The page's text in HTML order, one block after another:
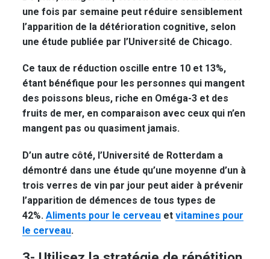
une fois par semaine peut réduire sensiblement
l’apparition de la détérioration cognitive, selon
une étude publiée par l’Université de Chicago.
Ce taux de réduction oscille entre 10 et 13%,
étant bénéfique pour les personnes qui mangent
des poissons bleus, riche en Oméga-3 et des
fruits de mer, en comparaison avec ceux qui n’en
mangent pas ou quasiment jamais.
D’un autre côté, l’Université de Rotterdam a
démontré dans une étude qu’une moyenne d’un à
trois verres de vin par jour peut aider à prévenir
l’apparition de démences de tous types de
42%.Aliments pour le cerveau etvitamines pour
le cerveau.